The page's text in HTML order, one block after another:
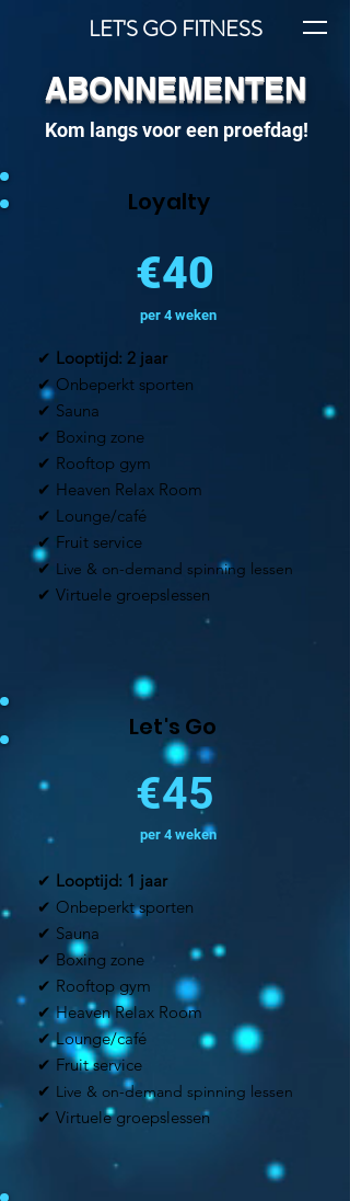
LET'S GO FITNESS
ABONNEMENTEN
Kom langs voor een proefdag!
€40
per 4 weken
✔ Looptijd: 2 jaar
✔ Onbeperkt sporten
✔ Sauna
✔ Boxing zone
✔ Rooftop gym
✔ Heaven Relax Room
✔ Lounge/café
✔ Fruit service
✔ Live & on-demand spinning lessen
✔ Virtuele groepslessen
Loyalty
€45
per 4 weken​
✔ Looptijd: 1 jaar
✔ Onbeperkt sporten
✔ Sauna
✔ Boxing zone
✔ Rooftop gym
✔ Heaven Relax Room
✔ Lounge/café
✔ Fruit service
✔ Live & on-demand spinning lessen
✔ Virtuele groepslessen
Let's Go